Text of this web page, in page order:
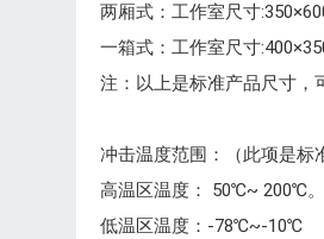
两厢式：工作室尺寸
一箱式：工作室尺寸
注：以上是标准产品尺寸，
冲击温度范围：（此项是标
高温区温度： 50℃~ 200℃。
低温区温度：-78℃~-10℃